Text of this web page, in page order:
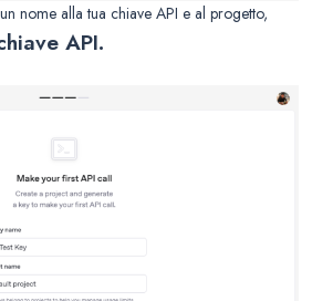
nome alla tua chiave API e al progetto,
API.